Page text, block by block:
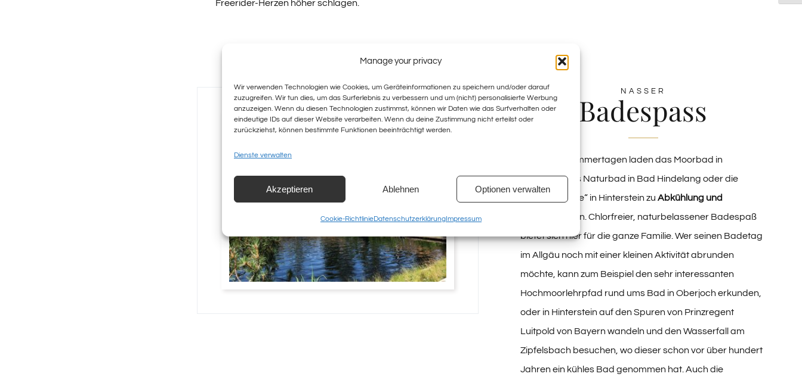
Manage your privacy
Wir verwenden Technologien wie Cookies, um Geräteinformationen zu speichern und/oder darauf
zuzugreifen. Wir tun dies, um das Surferlebnis zu verbessern und um (nicht) personalisierte Werbung
anzuzeigen. Wenn du diesen Technologien zustimmst, können wir Daten wie das Surfverhalten oder
eindeutige IDs auf dieser Website verarbeiten. Wenn du deine Zustimmung nicht erteilst oder
zurückziehst, können bestimmte Funktionen beeinträchtigt werden.
Dienste verwalten
Akzeptieren Ablehnen Optionen verwalten
Cookie-RichtlinieDatenschutzerklärungImpressum
Freerider-Herzen höher schlagen.
NASSER
Badespass
An heißen Sommertagen laden das Moorbad in
Oberjoch, das Naturbad in Bad Hindelang oder die
„Prinze Gumpe“ in Hinterstein zuAbkühlung und
ein. Chlorfreier, naturbelassener Badespaß
bietet sich hier für die ganze Familie. Wer seinen Badetag
im Allgäu noch mit einer kleinen Aktivität abrunden
möchte, kann zum Beispiel den sehr interessanten
Hochmoorlehrpfad rund ums Bad in Oberjoch erkunden,
oder in Hinterstein auf den Spuren von Prinzregent
Luitpold von Bayern wandeln und den Wasserfall am
Zipfelsbach besuchen, wo dieser schon vor über hundert
Jahren ein kühles Bad genommen hat. Auch die